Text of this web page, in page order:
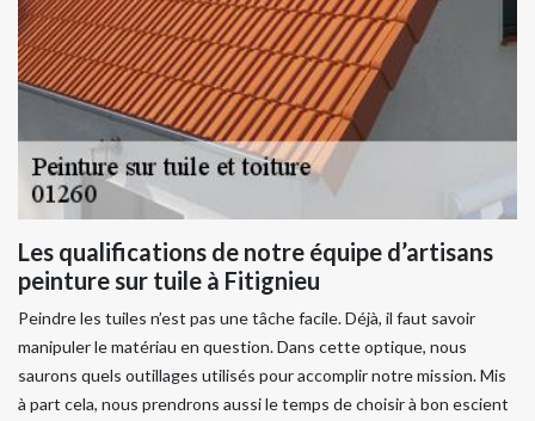
Les qualifications de notre équipe d’artisans
peinture sur tuile à Fitignieu
Peindre les tuiles n’est pas une tâche facile. Déjà, il faut savoir
manipuler le matériau en question. Dans cette optique, nous
saurons quels outillages utilisés pour accomplir notre mission. Mis
à part cela, nous prendrons aussi le temps de choisir à bon escient